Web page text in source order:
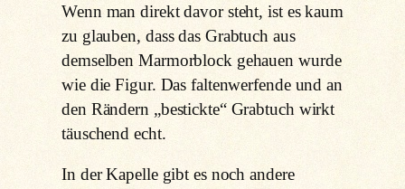
Wenn man direkt davor steht, ist es kaum
zu glauben, dass das Grabtuch aus
demselben Marmorblock gehauen wurde
wie die Figur. Das faltenwerfende und an
den Rändern „bestickte“ Grabtuch wirkt
täuschend echt.
In der Kapelle gibt es noch andere